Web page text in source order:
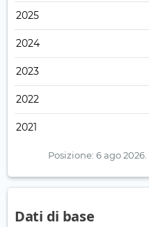
2025
2024
2023
2022
2021
Posizione: 6 ago 2026.
Dati di base